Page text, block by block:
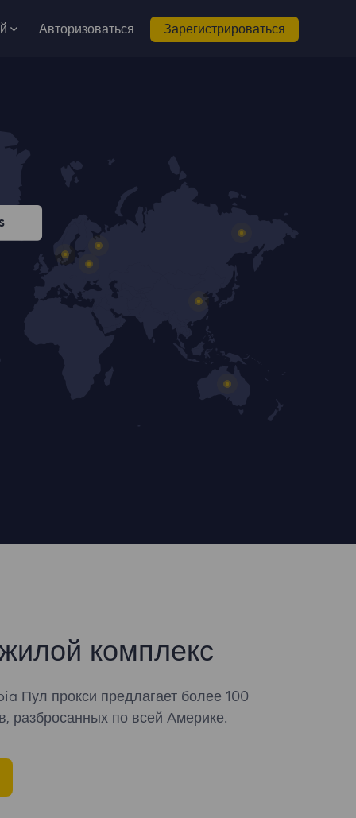
Авторизоваться Зарегистрироваться
комплекс
Пул прокси предлагает более 100
разбросанных по всей Америке.